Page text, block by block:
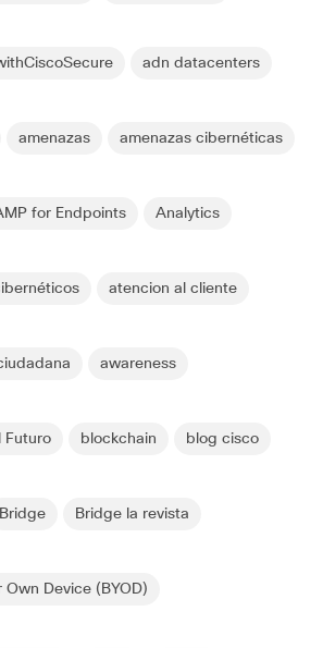
adn datacenters
amenazas amenazas cibernéticas
for Endpoints Analytics
atencion al cliente
awareness
Futuro blockchain blog cisco
Bridge Bridge la revista
Own Device (BYOD)